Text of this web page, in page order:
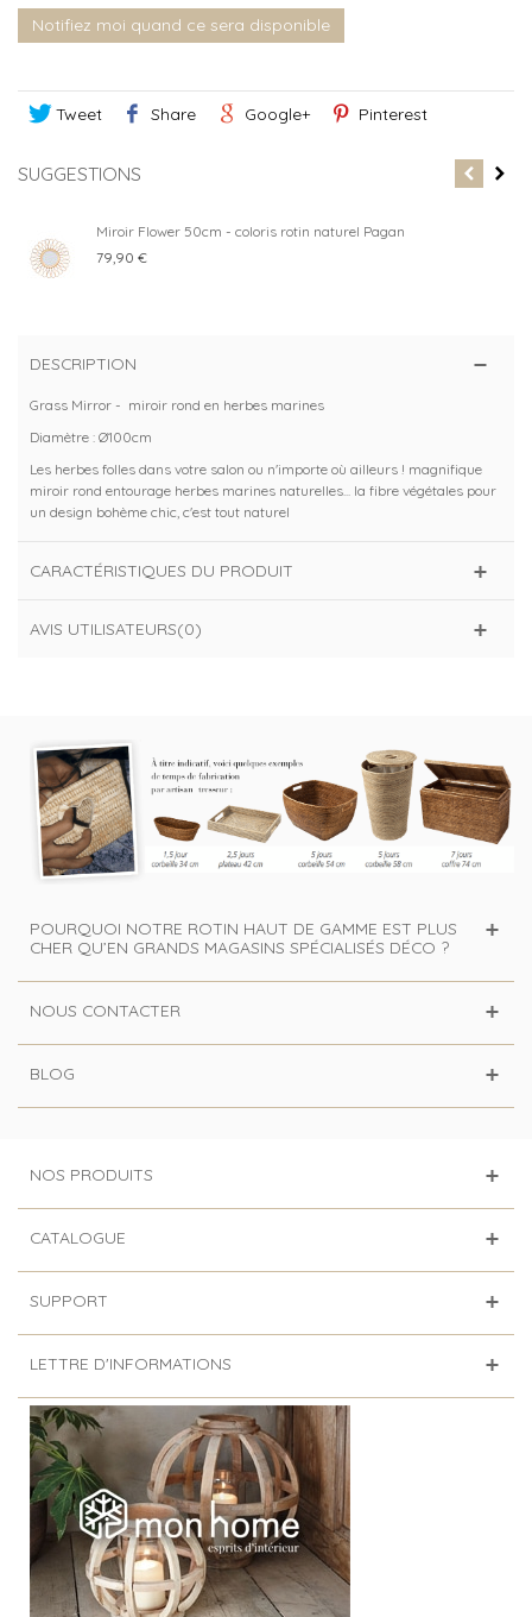
Notifiez moi quand ce sera disponible
Tweet Share Google+ Pinterest
SUGGESTIONS
Miroir Flower 50cm - coloris rotin naturel Pagan
79,90 €
DESCRIPTION
Grass Mirror - miroir rond en herbes marines
Diamètre : Ø100cm
Les herbes folles dans votre salon ou n'importe où ailleurs ! magnifique
miroir rond entourage herbes marines naturelles... la fibre végétales pour
un design bohème chic, c'est tout naturel
CARACTÉRISTIQUES DU PRODUIT
AVIS UTILISATEURS(0)
POURQUOI NOTRE ROTIN HAUT DE GAMME EST PLUS
CHER QU’EN GRANDS MAGASINS SPÉCIALISÉS DÉCO ?
NOUS CONTACTER
BLOG
NOS PRODUITS
CATALOGUE
SUPPORT
LETTRE D'INFORMATIONS